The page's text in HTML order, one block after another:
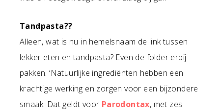
Tandpasta??
Alleen, wat is nu in hemelsnaam de link tussen
lekker eten en tandpasta? Even de folder erbij
pakken. ‘Natuurlijke ingrediënten hebben een
krachtige werking en zorgen voor een bijzondere
smaak. Dat geldt voor Parodontax, met zes